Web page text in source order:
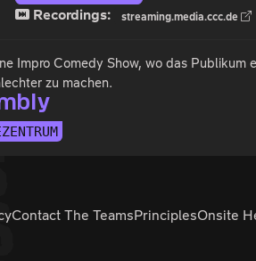
Recordings:
streaming.media.ccc.de
Impro Comedy Show, wo das
zu machen.
Contact The TeamsPrinciplesOnsite